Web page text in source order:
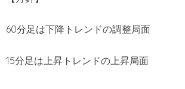
60分足は下降トレンドの調整局面
15分足は上昇トレンドの上昇局面